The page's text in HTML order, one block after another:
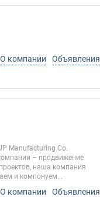
О компании Объявления
Manufacturing Co.
– продвижение
наша компания
и компонуем...
О компании Объявления